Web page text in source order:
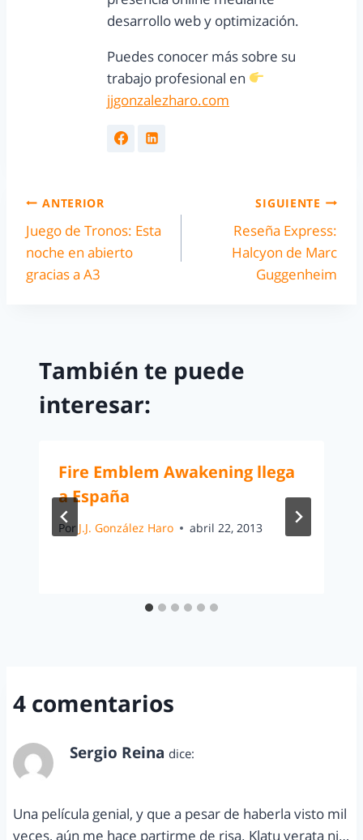
desarrollo web y optimización.
Puedes conocer más sobre su
trabajo profesional en
jjgonzalezharo.com
ANTERIOR
Juego de Tronos: Esta
noche en abierto
gracias a A3
SIGUIENTE
Reseña Express:
Halcyon de Marc
Guggenheim
También te puede
interesar:
Fire Emblem Awakening llega
a España
Por J.J. González Haro abril 22, 2013
4 comentarios
Sergio Reina dice:
Una película genial, y que a pesar de haberla visto mil
veces, aún me hace partirme de risa. Klatu verata ni…